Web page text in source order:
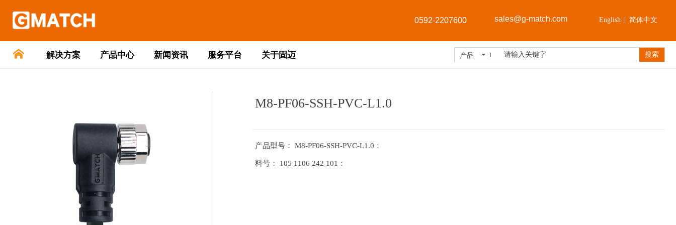
sales@g-match.com English 简体中文
0592-2207600
解决方案 产品中心 新闻资讯 服务平台 关于固迈 产品 搜索
M8-PF06-SSH-PVC-L1.0
产品型号： M8-PF06-SSH-PVC-L1.0ㅤㅤㅤㅤㅤㅤㅤㅤㅤㅤㅤㅤ：
料号： 105 1106 242 101ㅤㅤㅤㅤㅤㅤㅤㅤㅤㅤㅤ：